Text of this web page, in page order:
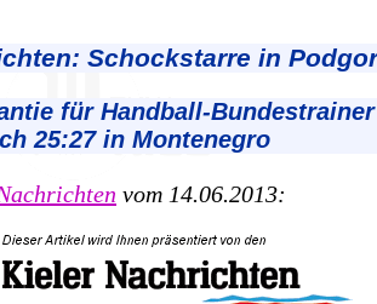
Schockstarre in
für Handball-
25:27 in Montenegro
vom 14.06.2013: